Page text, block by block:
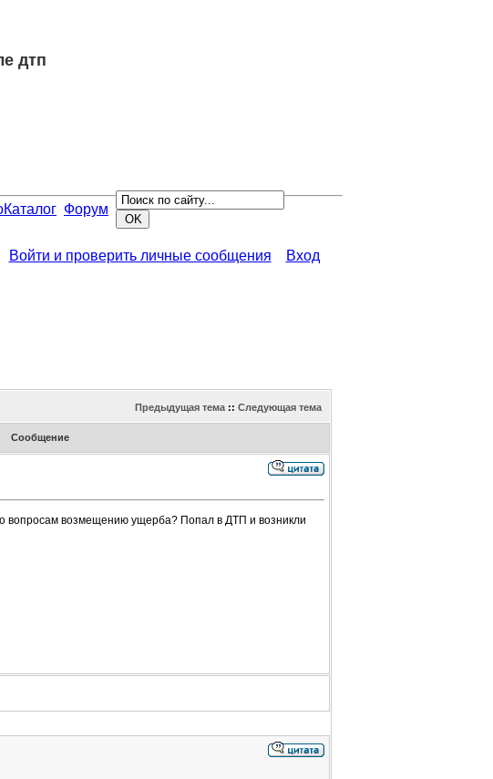
дтп
Форум
Войти и проверить личные сообщения Вход
Предыдущая тема:: Следующая тема
Сообщение
вопросам возмещению ущерба? Попал в ДТП и возникли